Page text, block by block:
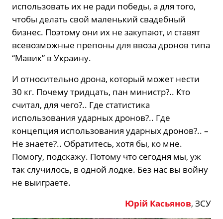
использовать их не ради победы, а для того,
чтобы делать свой маленький свадебный
бизнес. Поэтому они их не закупают, и ставят
всевозможные препоны для ввоза дронов типа
“Мавик” в Украину.
И относительно дрона, который может нести
30 кг. Почему тридцать, пан министр?.. Кто
считал, для чего?.. Где статистика
использования ударных дронов?.. Где
концепция использования ударных дронов?.. –
Не знаете?.. Обратитесь, хотя бы, ко мне.
Помогу, подскажу. Потому что сегодня мы, уж
так случилось, в одной лодке. Без нас вы войну
не выиграете.
Юрій Касьянов, ЗСУ